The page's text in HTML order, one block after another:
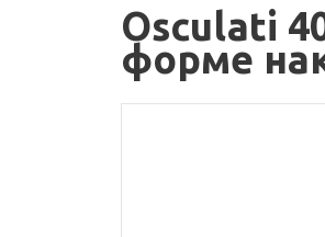
Osculati
форме